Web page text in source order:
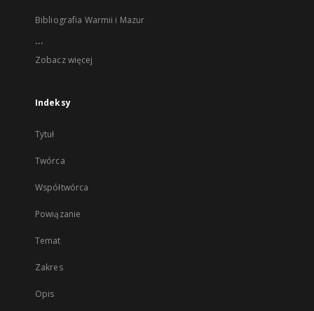
Bibliografia Warmii i Mazur
...
Zobacz więcej
Indeksy
Tytuł
Twórca
Współtwórca
Powiązanie
Temat
Zakres
Opis